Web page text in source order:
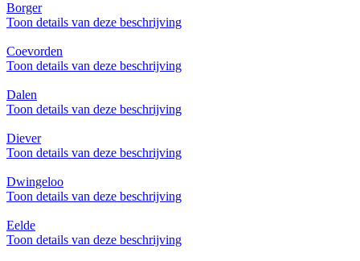
Borger
Toon details van deze beschrijving
Coevorden
Toon details van deze beschrijving
Dalen
Toon details van deze beschrijving
Diever
Toon details van deze beschrijving
Dwingeloo
Toon details van deze beschrijving
Eelde
Toon details van deze beschrijving